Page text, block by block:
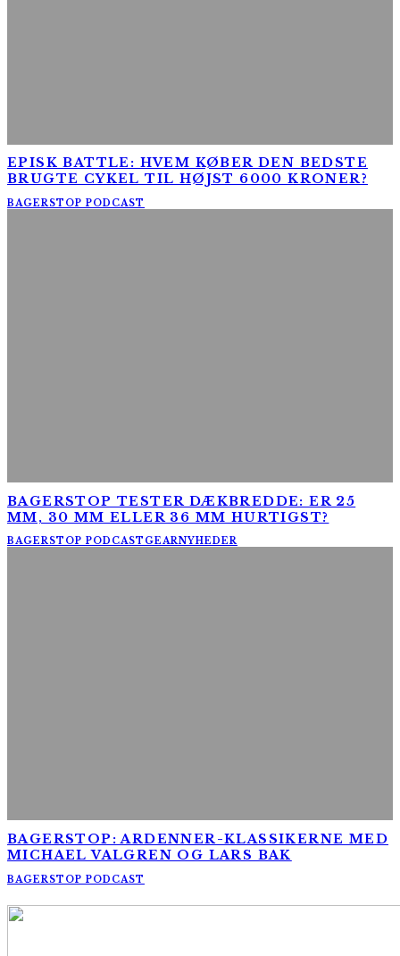
EPISK BATTLE: HVEM KØBER DEN BEDSTE
BRUGTE CYKEL TIL HØJST 6000 KRONER?
BAGERSTOP PODCAST
BAGERSTOP TESTER DÆKBREDDE: ER 25
MM, 30 MM ELLER 36 MM HURTIGST?
BAGERSTOP PODCAST GEARNYHEDER
BAGERSTOP: ARDENNER-KLASSIKERNE MED
MICHAEL VALGREN OG LARS BAK
BAGERSTOP PODCAST